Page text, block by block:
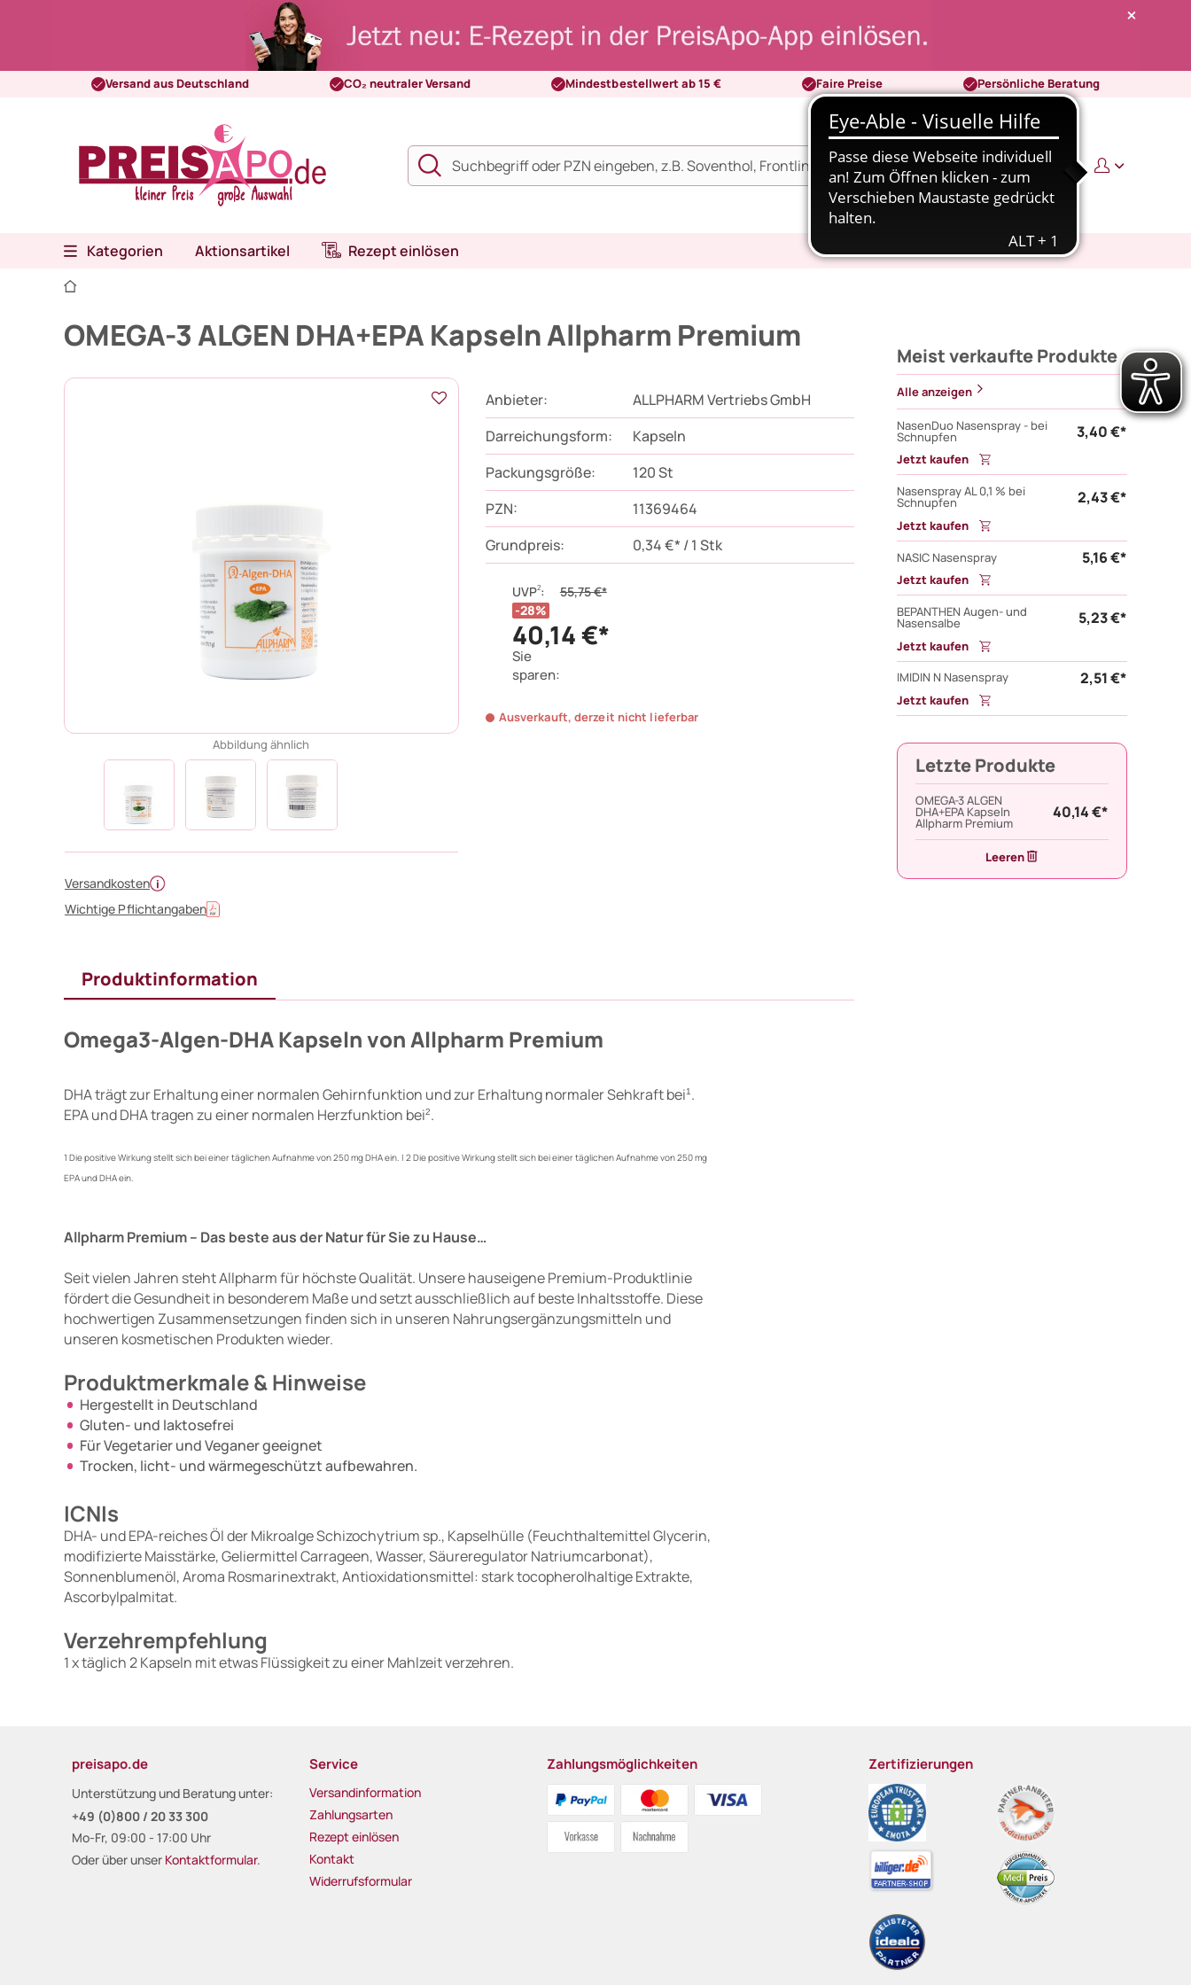
Versand aus Deutschland CO₂ neutraler Versand Mindestbestellwert ab 15 € Faire Preise Persönliche Beratung
0 0,00 €
Kategorien Aktionsartikel Rezept einlösen
OMEGA-3 ALGEN DHA+EPA Kapseln Allpharm Premium
Abbildung ähnlich
Versandkosten
Wichtige Pflichtangaben
Anbieter:
ALLPHARM Vertriebs GmbH
Darreichungsform:
Kapseln
Packungsgröße:
120St
PZN:
11369464
Grundpreis:
0,34 €* / 1 Stk
UVP2: 55,75 €*
40,14 €*
Sie
sparen:
28%
Ausverkauft, derzeit nicht lieferbar
Produktinformation
Omega3-Algen-DHA Kapseln von Allpharm Premium
DHA trägt zur Erhaltung einer normalen Gehirnfunktion und zur Erhaltung normaler Sehkraft bei1 .
EPA und DHA tragen zu einer normalen Herzfunktion bei2.
1 Die positive Wirkung stellt sich bei einer täglichen Aufnahme von 250 mg DHA ein. | 2 Die positive Wirkung stellt sich bei einer täglichen Aufnahme von 250 mg
EPA und DHA ein.
Allpharm Premium – Das beste aus der Natur für Sie zu Hause…
Seit vielen Jahren steht Allpharm für höchste Qualität. Unsere hauseigene Premium-Produktlinie
fördert die Gesundheit in besonderem Maße und setzt ausschließlich auf beste Inhaltsstoffe. Diese
hochwertigen Zusammensetzungen finden sich in unseren Nahrungsergänzungsmitteln und
unseren kosmetischen Produkten wieder.
Produktmerkmale & Hinweise
Hergestellt in Deutschland
Gluten- und laktosefrei
Für Vegetarier und Veganer geeignet
Trocken, licht- und wärmegeschützt aufbewahren.
ICNIs
DHA- und EPA-reiches Öl der Mikroalge Schizochytrium sp., Kapselhülle (Feuchthaltemittel Glycerin,
modifizierte Maisstärke, Geliermittel Carrageen, Wasser, Säureregulator Natriumcarbonat),
Sonnenblumenöl, Aroma Rosmarinextrakt, Antioxidationsmittel: stark tocopherolhaltige Extrakte,
Ascorbylpalmitat.
Verzehrempfehlung
1 x täglich 2 Kapseln mit etwas Flüssigkeit zu einer Mahlzeit verzehren.
Meist verkaufte Produkte
Alle anzeigen
NasenDuo Nasenspray - bei
Schnupfen 3,40 €*
Jetzt kaufen
Nasenspray AL 0,1 % bei
Schnupfen 2,43 €*
Jetzt kaufen
NASIC Nasenspray
5,16 €*
Jetzt kaufen
BEPANTHEN Augen- und
Nasensalbe 5,23 €*
Jetzt kaufen
IMIDIN N Nasenspray
2,51 €*
Jetzt kaufen
Letzte Produkte
OMEGA-3 ALGEN
DHA+EPA Kapseln
Allpharm Premium
40,14 €*
Leeren
preisapo.de
Unterstützung und Beratung unter:
+49 (0)800 / 20 33 300
Mo-Fr, 09:00 - 17:00 Uhr
Oder über unser Kontaktformular.
Service
Versandinformation
Zahlungsarten
Rezept einlösen
Kontakt
Widerrufsformular
Zahlungsmöglichkeiten Zertifizierungen